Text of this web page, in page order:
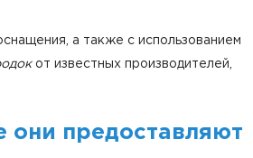
а также с использованием
от известных производителей,
они предоставляют